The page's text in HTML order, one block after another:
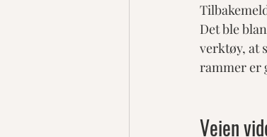
Det ble
verktøy, at
rammer er
Veien